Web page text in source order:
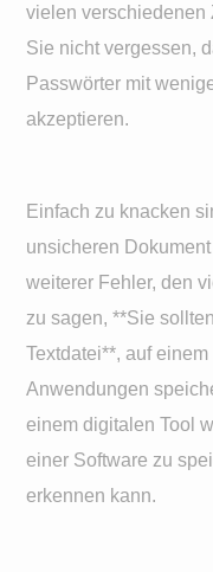
vielen verschiedenen
Sie nicht vergessen,
Passwörter mit
akzeptieren.
Einfach zu knacken
unsicheren
weiterer Fehler, den
zu sagen, **Sie
Textdatei**, auf
Anwendungen
einem digitalen Tool
einer Software zu
erkennen kann.